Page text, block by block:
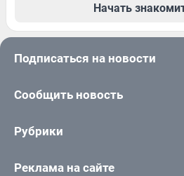
Начать
Подписаться на новости
Сообщить новость
Рубрики
Реклама на сайте